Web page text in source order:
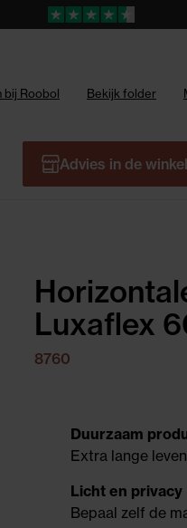
bij Roobol Bekijk folder
Advies in de winkel
Luxaflex
8760
Duurzaam
Extra lange
Licht en privacy
Bepaal zelf de